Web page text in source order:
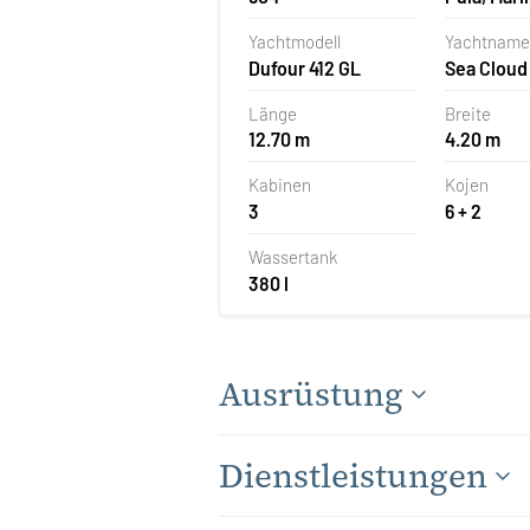
Yachtmodell
Dufour 412 GL
Yachtname
Sea Cloud
Länge
12.70 m
Breite
4.20 m
Kabinen
3
Kojen
6 + 2
Wassertank
380 l
Ausrüstung
Dienstleistungen